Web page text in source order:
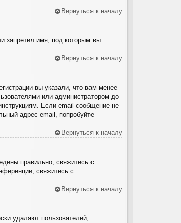
Вернуться к началу
запретил имя, под которым вы
Вернуться к началу
вы указали, что вам менее
или администратором до
Если email-сообщение не
адрес email, попробуйте
Вернуться к началу
правильно, свяжитесь с
свяжитесь с
Вернуться к началу
удаляют пользователей,